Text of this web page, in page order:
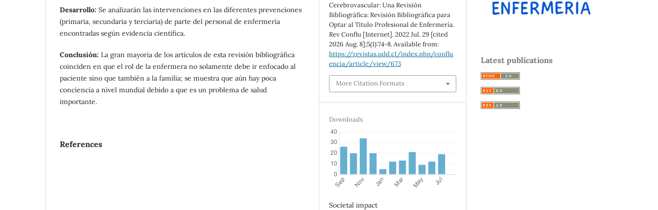
Desarrollo: Se analizarán las intervenciones en las diferentes prevenciones
(primaria, secundaria y terciaria) de parte del personal de enfermería
encontradas según evidencia científica.
Conclusión: La gran mayoría de los artículos de esta revisión bibliográfica
coinciden en que el rol de la enfermera no solamente debe ir enfocado al
paciente sino que también a la familia; se muestra que aún hay poca
conciencia a nivel mundial debido a que es un problema de salud
importante.
References
Cerebrovascular: Una Revisión
Bibliográfica: Revisión Bibliográfica para
Optar al Título Profesional de Enfermería.
Rev Conflu [Internet]. 2022 Jul. 29 [cited
2026 Aug. 8];5(1):74-8. Available from:
https://revistas.udd.cl/index.php/conflu
encia/article/view/673
More Citation Formats
Downloads
Societal impact
Latest publications